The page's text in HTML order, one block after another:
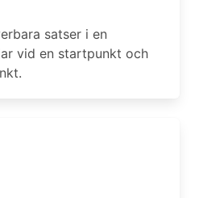
satser i en
vid en startpunkt och